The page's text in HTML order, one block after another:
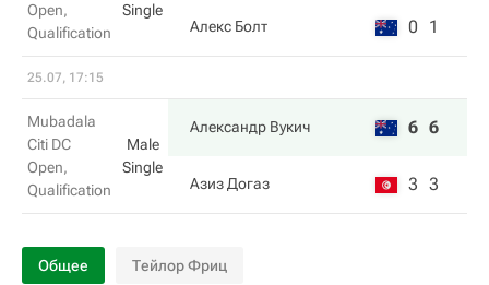
Open,
Qualification
Single
Алекс Болт 0 1
25.07, 17:15
Mubadala
Citi DC
Open,
Qualification
Male
Single
Александр Вукич 6 6
Азиз Догаз 3 3
Общее Тейлор Фриц